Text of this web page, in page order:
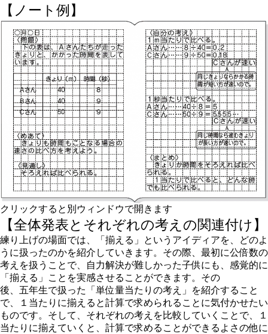
【ノート例】
クリックすると別ウィンドウで開きます
【全体発表とそれぞれの考えの関連付け】
練り上げの場面では、「揃える」というアイディアを、どのよ
うに扱ったのかを紹介していきます。その際、最初に公倍数の
考えを扱うことで、自力解決が難しかった子供にも、感覚的に
「揃える」ことを実感させることができます。その
後、五年生で扱った「単位量当たりの考え」を紹介すること
で、１当たりに揃えると計算で求められることに気付かせたい
ものです。そして、それぞれの考えを比較していくことで、１
当たりに揃えていくと、計算で求めることができるよさの他に